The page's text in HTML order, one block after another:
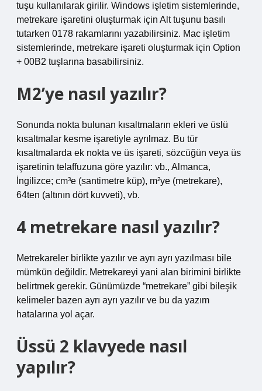
tuşu kullanılarak girilir. Windows işletim sistemlerinde,
metrekare işaretini oluşturmak için Alt tuşunu basılı
tutarken 0178 rakamlarını yazabilirsiniz. Mac işletim
sistemlerinde, metrekare işareti oluşturmak için Option
+ 00B2 tuşlarına basabilirsiniz.
M2’ye nasıl yazılır?
Sonunda nokta bulunan kısaltmaların ekleri ve üslü
kısaltmalar kesme işaretiyle ayrılmaz. Bu tür
kısaltmalarda ek nokta ve üs işareti, sözcüğün veya üs
işaretinin telaffuzuna göre yazılır: vb., Almanca,
İngilizce; cm³e (santimetre küp), m²ye (metrekare),
64ten (altının dört kuvveti), vb.
4 metrekare nasıl yazılır?
Metrekareler birlikte yazılır ve ayrı ayrı yazılması bile
mümkün değildir. Metrekareyi yani alan birimini birlikte
belirtmek gerekir. Günümüzde “metrekare” gibi bileşik
kelimeler bazen ayrı ayrı yazılır ve bu da yazım
hatalarına yol açar.
Üssü 2 klavyede nasıl
yapılır?